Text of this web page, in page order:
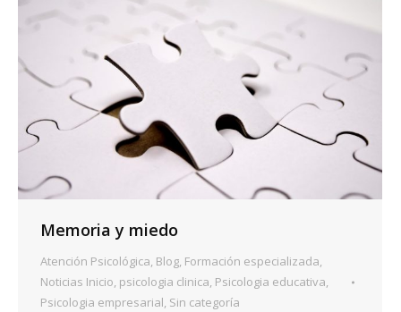
Memoria y miedo
Atención Psicológica, Blog, Formación especializada,
Noticias Inicio, psicologia clinica, Psicologia educativa,
Psicologia empresarial, Sin categoría